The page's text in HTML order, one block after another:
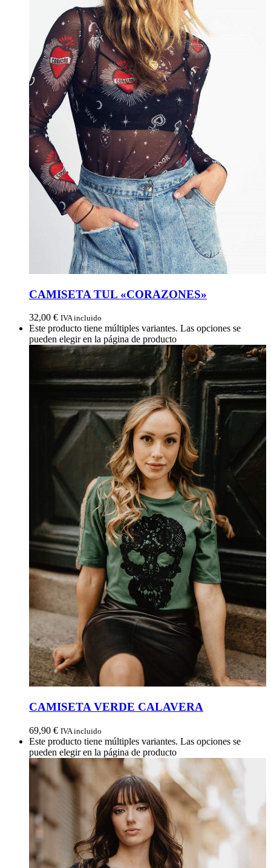
CAMISETA TUL «CORAZONES»
32,00 € IVA incluido
Este producto tiene múltiples variantes. Las opciones se
pueden elegir en la página de producto
CAMISETA VERDE CALAVERA
69,90 € IVA incluido
Este producto tiene múltiples variantes. Las opciones se
pueden elegir en la página de producto